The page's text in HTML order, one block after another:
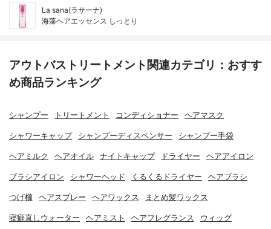
La sana(ラサーナ)
海藻ヘアエッセンス しっとり
アウトバストリートメント関連カテゴリ：おすす
め商品ランキング
シャンプー トリートメント コンディショナー ヘアマスク
シャワーキャップ シャンプーディスペンサー シャンプー手袋
ヘアミルク ヘアオイル ナイトキャップ ドライヤー ヘアアイロン
ブラシアイロン シャワーヘッド くるくるドライヤー ヘアブラシ
つげ櫛 ヘアスプレー ヘアワックス まとめ髪ワックス
寝癖直しウォーター ヘアミスト ヘアフレグランス ウィッグ